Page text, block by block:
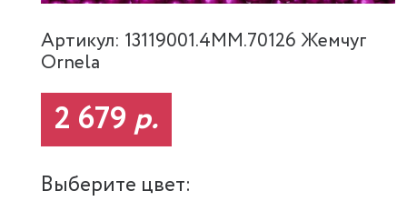
Артикул: 13119001.4MM.70126 Жемчуг
Ornela
2 679 р.
Выберите цвет: